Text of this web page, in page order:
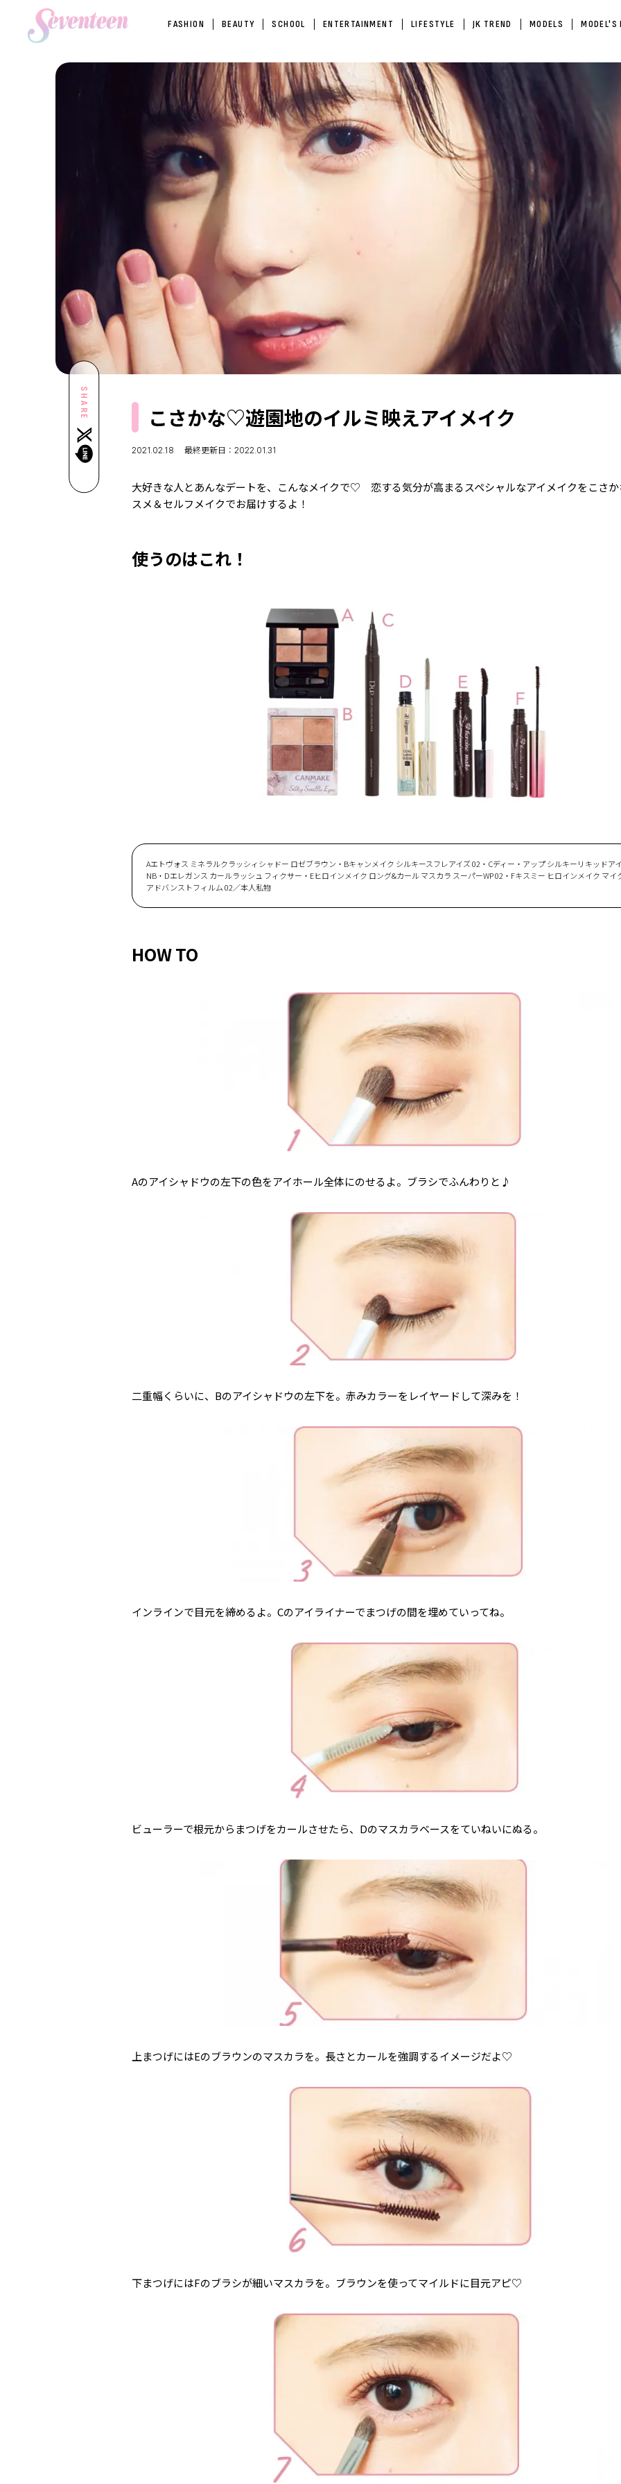
FASHION BEAUTY SCHOOL ENTERTAINMENT LIFESTYLE JK TREND MODELS MODEL'S
SHARE こさかな♡遊園地のイルミ映えアイメイク
2021.02.18 最終更新日：2022.01.31
大好きな人とあんなデートを、こんなメイクで♡ 恋する気分が高まるスペシャルなアイメイクをこさか
スメ＆セルフメイクでお届けするよ！
使うのはこれ！
Aエトヴォス ミネラルクラッシィシャドー ロゼブラウン・Bキャンメイク シルキースフレアイズ 02・Cディー・アップ シルキーリキッドア
NB・Dエレガンス カールラッシュ フィクサー・Eヒロインメイク ロング&カール マスカラ スーパーWP 02・Fキスミー ヒロインメイク マイ
アドバンストフィルム 02／本人私物
HOW TO
Aのアイシャドウの左下の色をアイホール全体にのせるよ。ブラシでふんわりと♪
二重幅くらいに、Bのアイシャドウの左下を。赤みカラーをレイヤードして深みを！
インラインで目元を締めるよ。Cのアイライナーでまつげの間を埋めていってね。
ビューラーで根元からまつげをカールさせたら、Dのマスカラベースをていねいにぬる。
上まつげにはEのブラウンのマスカラを。長さとカールを強調するイメージだよ♡
下まつげにはFのブラシが細いマスカラを。ブラウンを使ってマイルドに目元アピ♡